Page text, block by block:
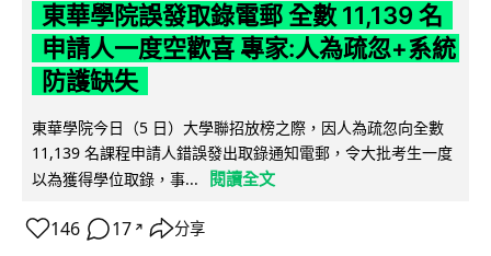
東華學院誤發取錄電郵 全數 11,139 名
申請人一度空歡喜 專家:人為疏忽+系統
防護缺失
東華學院今日（5 日）大學聯招放榜之際，因人為疏忽向全數
11,139 名課程申請人錯誤發出取錄通知電郵，令大批考生一度
以為獲得學位取錄，事...
閱讀全文
146 17 ↗ 分享